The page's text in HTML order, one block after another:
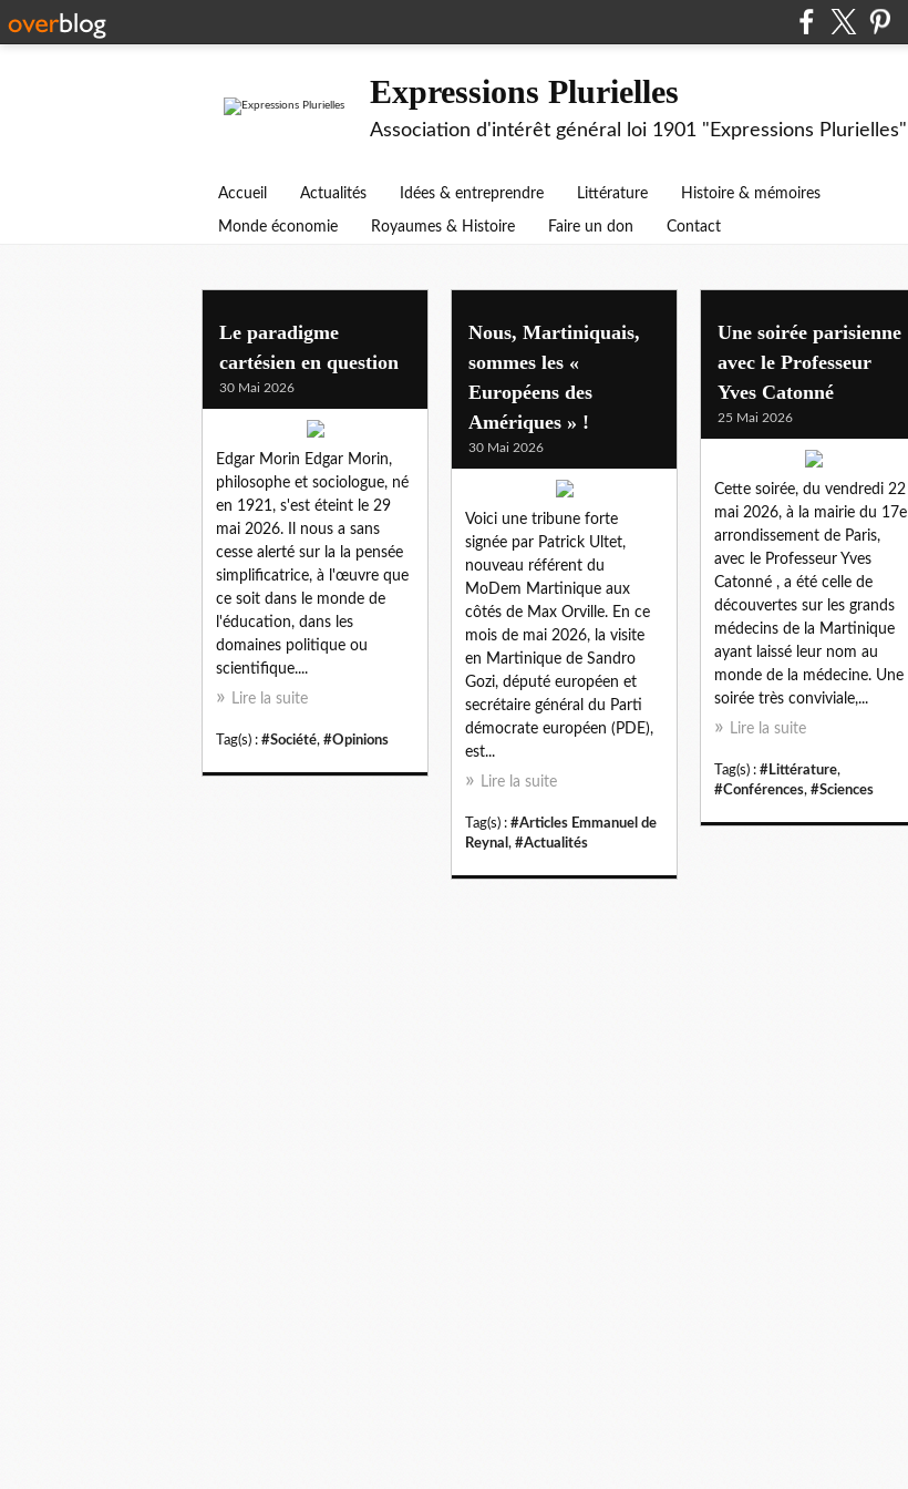
Expressions Plurielles
Association d'intérêt général loi 1901 "Expressions Plurielles"
Accueil Actualités Idées & entreprendre Littérature Histoire & mémoires
Monde économie Royaumes & Histoire Faire un don Contact
Le paradigme
cartésien en question
30 Mai 2026
Edgar Morin Edgar Morin,
philosophe et sociologue, né
en 1921, s'est éteint le 29
mai 2026. Il nous a sans
cesse alerté sur la la pensée
simplificatrice, à l'œuvre que
ce soit dans le monde de
l'éducation, dans les
domaines politique ou
scientifique....
Lire la suite
Tag(s) : #Société, #Opinions
Nous, Martiniquais,
sommes les «
Européens des
Amériques » !
30 Mai 2026
Voici une tribune forte
signée par Patrick Ultet,
nouveau référent du
MoDem Martinique aux
côtés de Max Orville. En ce
mois de mai 2026, la visite
en Martinique de Sandro
Gozi, député européen et
secrétaire général du Parti
démocrate européen (PDE),
est...
Lire la suite
Tag(s) : #Articles Emmanuel de
Reynal , #Actualités
Une soirée parisienne
avec le Professeur
Yves Catonné
25 Mai 2026
Cette soirée, du vendredi 22
mai 2026, à la mairie du 17e
arrondissement de Paris,
avec le Professeur Yves
Catonné , a été celle de
découvertes sur les grands
médecins de la Martinique
ayant laissé leur nom au
monde de la médecine. Une
soirée très conviviale,...
Lire la suite
Tag(s) : #Littérature,
#Conférences, #Sciences